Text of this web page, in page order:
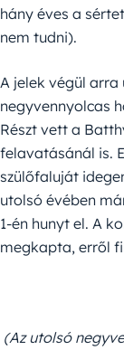
hány éves a
nem tudni).
A jelek végül
negyvennyolcas
Részt vett a
felavatásánál is.
szülőfaluját
utolsó évében
1-én hunyt el. A
megkapta, erről
(Az utolsó